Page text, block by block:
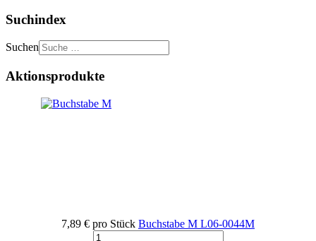
Suchindex
Suchen
Aktionsprodukte
7,89 € pro Stück Buchstabe M L06-0044M